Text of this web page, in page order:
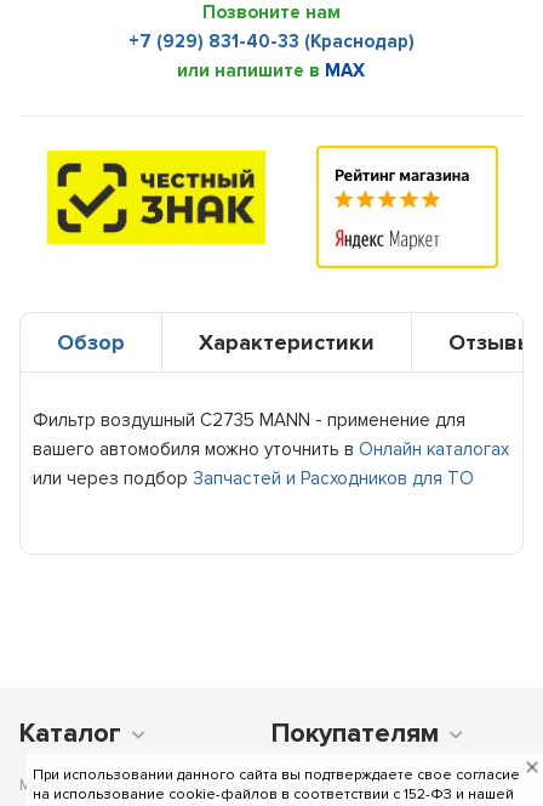
При использовании данного сайта вы подтверждаете свое согласие
на использование cookie-файлов в соответствии c 152-ФЗ и нашей
Позвоните нам
+7 (929) 831-40-33 (Краснодар)
или напишите в MAX
Обзор Характеристики Отзывы
Фильтр воздушный C2735 MANN - применение для
вашего автомобиля можно уточнить вОнлайн каталогах
или через подбор Запчастей и Расходников для ТО
Каталог Покупателям
Мы получаем и обрабатываем персональные данные посетителей